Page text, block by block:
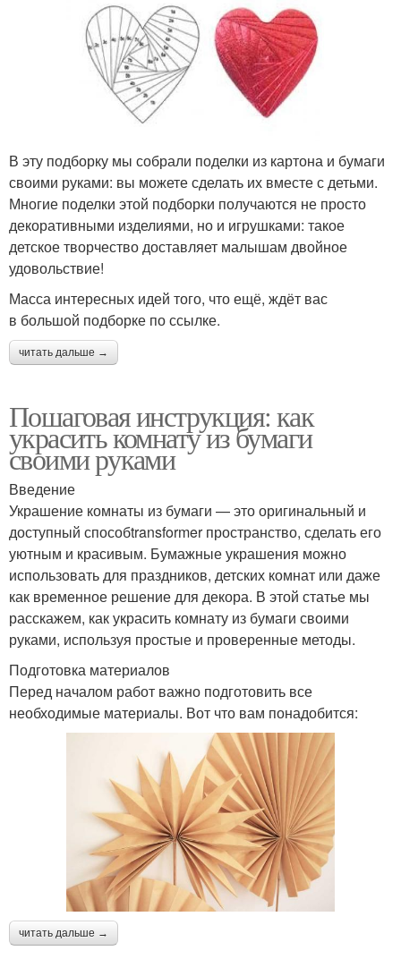
В эту подборку мы собрали поделки из картона и бумаги
своими руками: вы можете сделать их вместе с детьми.
Многие поделки этой подборки получаются не просто
декоративными изделиями, но и игрушками: такое
детское творчество доставляет малышам двойное
удовольствие!
Масса интересных идей того, что ещё, ждёт вас
в большой подборке по ссылке.
читать дальше →
Пошаговая инструкция: как
украсить комнату из бумаги
своими руками
Введение
Украшение комнаты из бумаги — это оригинальный и
доступный способtransformer пространство, сделать его
уютным и красивым. Бумажные украшения можно
использовать для праздников, детских комнат или даже
как временное решение для декора. В этой статье мы
расскажем, как украсить комнату из бумаги своими
руками, используя простые и проверенные методы.
Подготовка материалов
Перед началом работ важно подготовить все
необходимые материалы. Вот что вам понадобится:
читать дальше →